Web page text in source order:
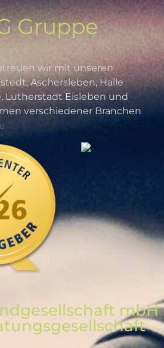
Gruppe
wir mit unseren
Aschersleben, Halle
Lutherstadt Eisleben und
verschiedener Branchen
mbH